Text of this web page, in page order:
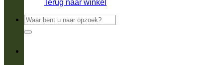
Terug naar winkel
Zoeken
naar: